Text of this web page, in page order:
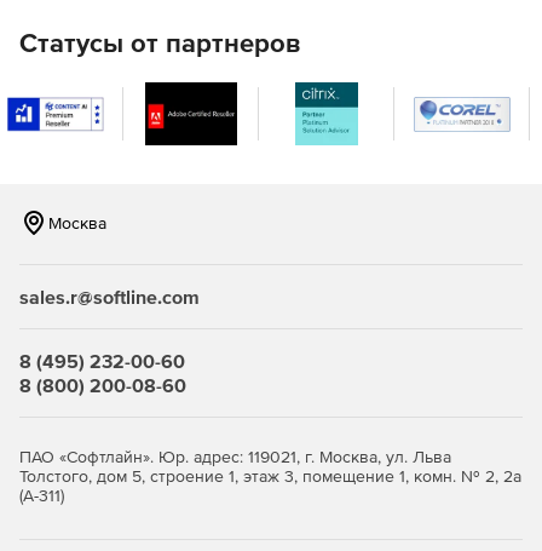
Статусы от партнеров
Москва
sales.r@softline.com
8 (495) 232-00-60
8 (800) 200-08-60
ПАО «Софтлайн». Юр. адрес: 119021, г. Москва, ул. Льва
Толстого, дом 5, строение 1, этаж 3, помещение 1, комн. № 2, 2а
(А-311)